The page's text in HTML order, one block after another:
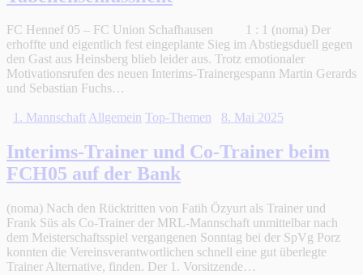
FC Hennef 05 – FC Union Schafhausen 1 : 1 (noma) Der
erhoffte und eigentlich fest eingeplante Sieg im Abstiegsduell gegen
den Gast aus Heinsberg blieb leider aus. Trotz emotionaler
Motivationsrufen des neuen Interims-Trainergespann Martin Gerards
und Sebastian Fuchs…
1. Mannschaft Allgemein Top-Themen 8. Mai 2025
Interims-Trainer und Co-Trainer beim
FCH05 auf der Bank
(noma) Nach den Rücktritten von Fatih Özyurt als Trainer und
Frank Süs als Co-Trainer der MRL-Mannschaft unmittelbar nach
dem Meisterschaftsspiel vergangenen Sonntag bei der SpVg Porz
konnten die Vereinsverantwortlichen schnell eine gut überlegte
Trainer Alternative, finden. Der 1. Vorsitzende…